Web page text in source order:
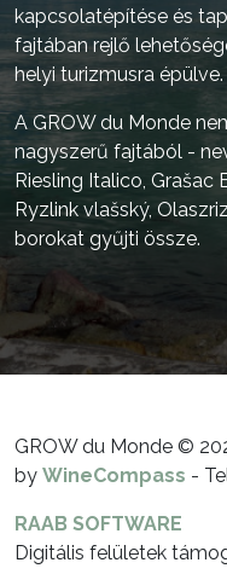
kapcsolatépítése és
fajtában rejlő
helyi turizmusra épülve.
A GROW du Monde
nagyszerű fajtából -
Riesling Italico, Grašac
Ryzlink vlašský,
borokat gyűjti össze.
GROW du Monde ©
by WineCompass -
RAAB SOFTWARE
Digitális felületek